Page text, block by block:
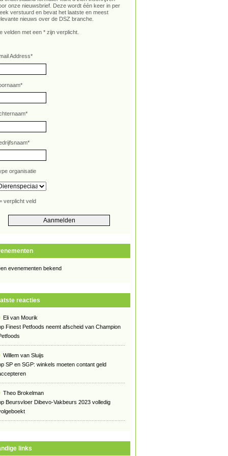
onze nieuwsbrief. Deze wordt één keer in per
verstuurd en bevat het laatste en meest
nieuws over de DSZ branche.
velden met een * zijn verplicht.
Address*
*
*
*
organisatie
verplicht veld
evenementen bekend
reacties
Eli van Mourik
Finest Petfoods neemt afscheid van Champion
Willem van Sluijs
SP en SGP: winkels moeten contant geld
Theo Brokelman
Beursvloer Dibevo-Vakbeurs 2023 volledig
links